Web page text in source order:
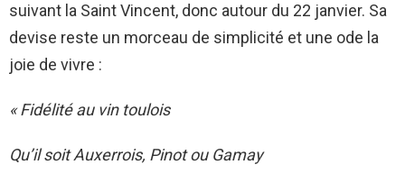
suivant la Saint Vincent, donc autour du 22 janvier. Sa
devise reste un morceau de simplicité et une ode la
joie de vivre :
« Fidélité au vin toulois
Qu’il soit Auxerrois, Pinot ou Gamay